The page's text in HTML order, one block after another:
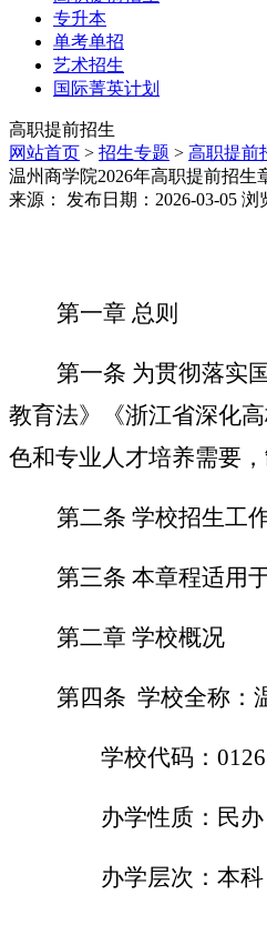
专升本
单考单招
艺术招生
国际菁英计划
高职提前招生
网站首页 > 招生专题 > 高职提前
温州商学院2026年高职提前招生
来源： 发布日期：2026-03-05 浏
第一章 总则
第一条 为贯彻落实
教育法》《浙江省深化
色和专业人才培养需要，
第二条 学校招生工
第三条 本章程适用
第二章 学校概况
第四条 学校全称：
学校代码：0126
办学性质：民办
办学层次：本科